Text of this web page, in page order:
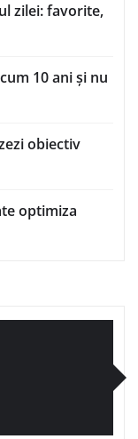
zilei: favorite,
10 ani și nu
obiectiv
optimiza